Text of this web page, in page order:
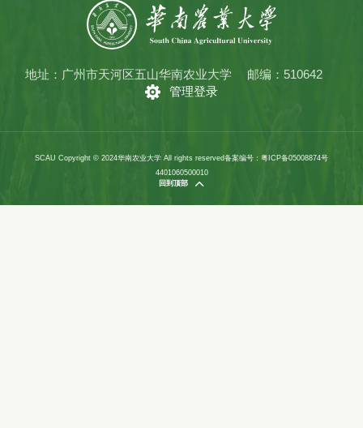
地址：广州市天河区五山华南农业大学
邮编：510642
管理登录
SCAU Copyright © 2024华南农业大学 All rights reserved备案编号：粤ICP备05008874号
4401060500010
回到顶部